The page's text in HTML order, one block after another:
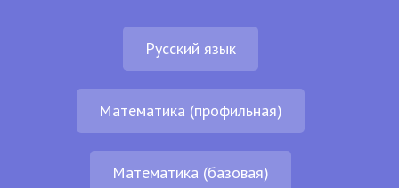
Русский язык
Математика (профильная)
Математика (базовая)